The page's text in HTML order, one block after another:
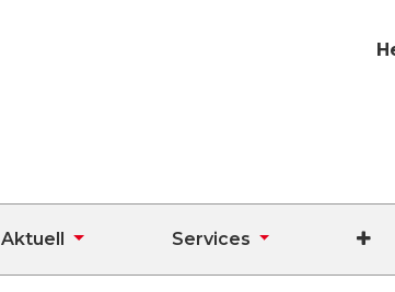
Aktuell Services